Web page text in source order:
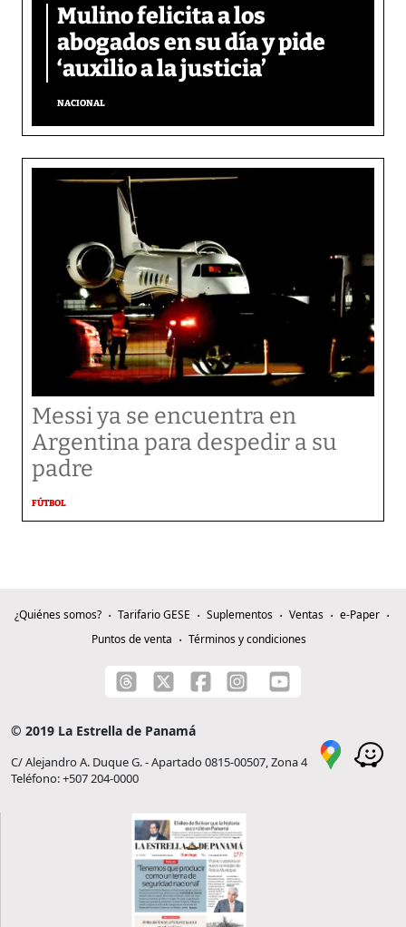
Mulino felicita a los
abogados en su día y pide
‘auxilio a la justicia’
NACIONAL
Messi ya se encuentra en
Argentina para despedir a su
padre
FÚTBOL
¿Quiénes somos? Tarifario GESE Suplementos Ventas
e-Paper
Puntos de venta
Términos y condiciones
© 2019 La Estrella de Panamá
C/ Alejandro A. Duque G. - Apartado 0815-00507, Zona 4
Teléfono: +507 204-0000